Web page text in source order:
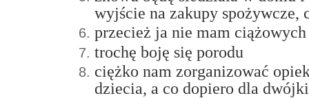
wyjście na zakupy spożywcze,
przecież ja nie mam
trochę boję się porodu
ciężko nam zorganizować
dziecia, a co dopiero dla